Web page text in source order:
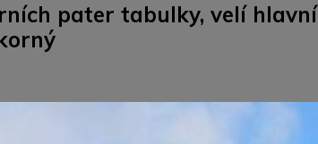
pater tabulky, velí hlavní